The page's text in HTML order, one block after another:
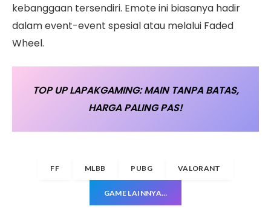
kebanggaan tersendiri. Emote ini biasanya hadir
dalam event-event spesial atau melalui Faded
Wheel.
TOP UP LAPAKGAMING: MAIN TANPA BATAS,
HARGA PALING PAS!
FF MLBB PUBG VALORANT
GAME LAINNYA…